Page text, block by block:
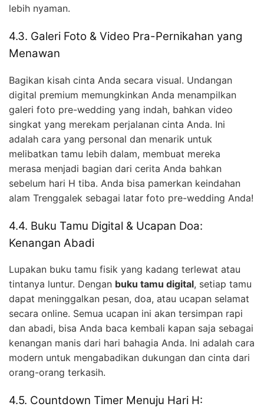
lebih nyaman.
4.3. Galeri Foto & Video Pra-Pernikahan yang
Menawan
Bagikan kisah cinta Anda secara visual. Undangan
digital premium memungkinkan Anda menampilkan
galeri foto pre-wedding yang indah, bahkan video
singkat yang merekam perjalanan cinta Anda. Ini
adalah cara yang personal dan menarik untuk
melibatkan tamu lebih dalam, membuat mereka
merasa menjadi bagian dari cerita Anda bahkan
sebelum hari H tiba. Anda bisa pamerkan keindahan
alam Trenggalek sebagai latar foto pre-wedding Anda!
4.4. Buku Tamu Digital & Ucapan Doa:
Kenangan Abadi
Lupakan buku tamu fisik yang kadang terlewat atau
tintanya luntur. Dengan buku tamu digital, setiap tamu
dapat meninggalkan pesan, doa, atau ucapan selamat
secara online. Semua ucapan ini akan tersimpan rapi
dan abadi, bisa Anda baca kembali kapan saja sebagai
kenangan manis dari hari bahagia Anda. Ini adalah cara
modern untuk mengabadikan dukungan dan cinta dari
orang-orang terkasih.
4.5. Countdown Timer Menuju Hari H: